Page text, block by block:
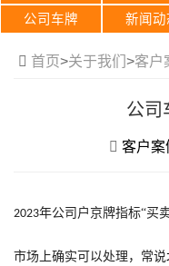
公司车牌
新闻动
首页>关于我们 >客户
公司
客户案
2023年公司户京牌指标“买
市场上确实可以处理，常说